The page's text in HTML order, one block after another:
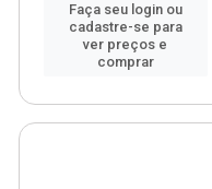
Faça seu login ou
cadastre-se para
ver preços e
comprar